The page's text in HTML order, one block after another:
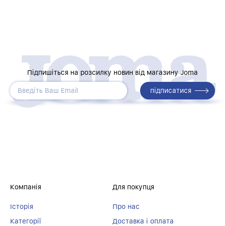
Підпишіться на розсилку новин від магазину Joma
Компанія
Історія
Категорії
Для покупця
Про нас
Доставка і оплата